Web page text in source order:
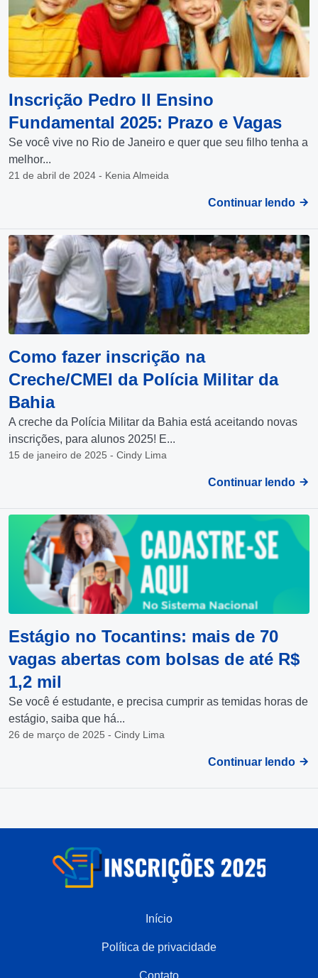
Inscrição Pedro II Ensino
Fundamental 2025: Prazo e Vagas
Se você vive no Rio de Janeiro e quer que seu filho tenha a
melhor...
21 de abril de 2024 - Kenia Almeida
Continuar lendo
Como fazer inscrição na
Creche/CMEI da Polícia Militar da
Bahia
A creche da Polícia Militar da Bahia está aceitando novas
inscrições, para alunos 2025! E...
15 de janeiro de 2025 - Cindy Lima
Continuar lendo
Estágio no Tocantins: mais de 70
vagas abertas com bolsas de até R$
1,2 mil
Se você é estudante, e precisa cumprir as temidas horas de
estágio, saiba que há...
26 de março de 2025 - Cindy Lima
Continuar lendo
Início
Política de privacidade
Contato